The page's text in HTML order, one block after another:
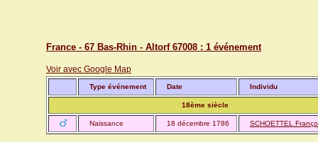
France - 67 Bas-Rhin - Altorf 67008 : 1 événement
Voir avec Google Map
Type événement Date Individu
18ème siècle
Naissance 18 décembre 1786 SCHOETTEL